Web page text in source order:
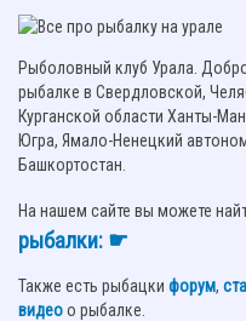
Рыболовный клуб Урала.
рыбалке в Свердловской,
Курганской области Ханты-
Югра, Ямало-Ненецкий
Башкортостан.
На нашем сайте вы можете
рыбалки: ☛
Также есть рыбацки форум,
видеоо рыбалке.